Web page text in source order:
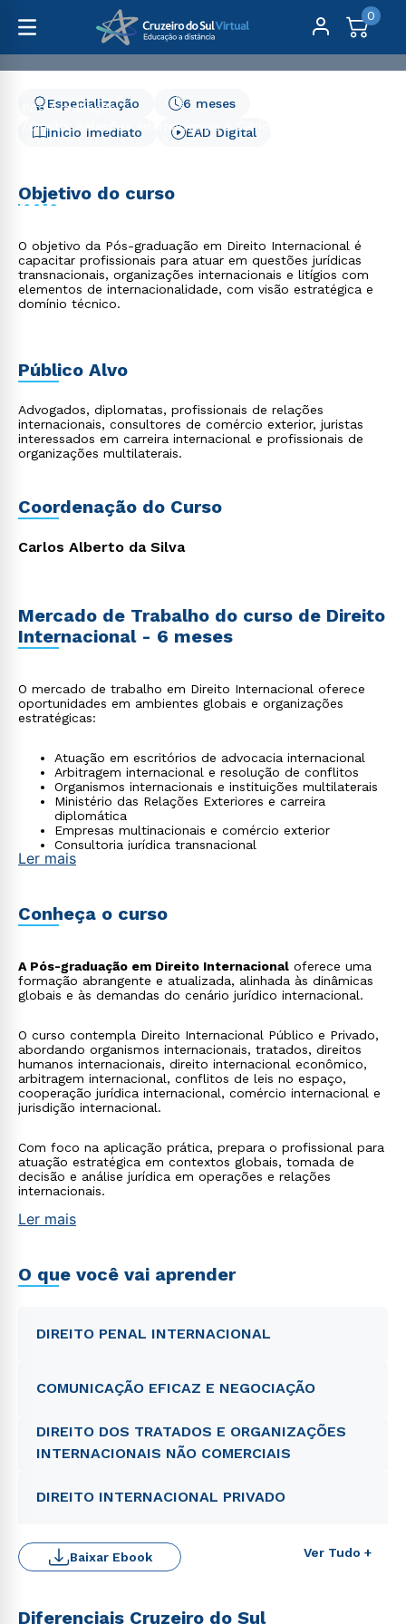
0
Pós-Graduação
Direito, Relações Internacionais e Ciência Política
Direito Internacional - 6 meses
meses
Início Imediato
6 meses
Especialização
EAD Digital
Objetivo do curso
O objetivo da Pós-graduação em Direito Internacional é
capacitar profissionais para atuar em questões jurídicas
transnacionais, organizações internacionais e litígios com
elementos de internacionalidade, com visão estratégica e
domínio técnico.
Público Alvo
Advogados, diplomatas, profissionais de relações
internacionais, consultores de comércio exterior, juristas
interessados em carreira internacional e profissionais de
organizações multilaterais.
Coordenação do Curso
Carlos Alberto da Silva
Mercado de Trabalho do curso de Direito
Internacional - 6 meses
O mercado de trabalho em Direito Internacional oferece
oportunidades em ambientes globais e organizações
estratégicas:
Atuação em escritórios de advocacia internacional
Arbitragem internacional e resolução de conflitos
Organismos internacionais e instituições multilaterais
Ministério das Relações Exteriores e carreira
diplomática
Empresas multinacionais e comércio exterior
Consultoria jurídica transnacional
Ler mais
Conheça o curso
A Pós-graduação em Direito Internacional oferece uma
formação abrangente e atualizada, alinhada às dinâmicas
globais e às demandas do cenário jurídico internacional.
O curso contempla Direito Internacional Público e Privado,
abordando organismos internacionais, tratados, direitos
humanos internacionais, direito internacional econômico,
arbitragem internacional, conflitos de leis no espaço,
cooperação jurídica internacional, comércio internacional e
jurisdição internacional.
Com foco na aplicação prática, prepara o profissional para
atuação estratégica em contextos globais, tomada de
decisão e análise jurídica em operações e relações
internacionais.
Ler mais
O que você vai aprender
DIREITO PENAL INTERNACIONAL
COMUNICAÇÃO EFICAZ E NEGOCIAÇÃO
DIREITO DOS TRATADOS E ORGANIZAÇÕES
INTERNACIONAIS NÃO COMERCIAIS
DIREITO INTERNACIONAL PRIVADO
Ver Tudo +
Baixar Ebook
Diferenciais Cruzeiro do Sul